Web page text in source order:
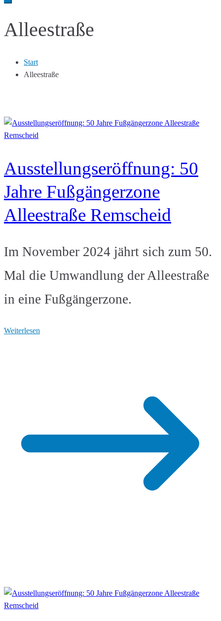
Alleestraße
Start
Alleestraße
Ausstellungseröffnung: 50
Jahre Fußgängerzone
Alleestraße Remscheid
Im November 2024 jährt sich zum 50.
Mal die Umwandlung der Alleestraße
in eine Fußgängerzone.
Weiterlesen